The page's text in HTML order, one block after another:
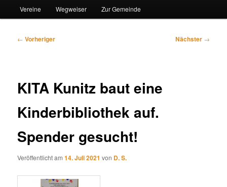
Vereine Wegweiser Zur Gemeinde
Beitragsnavigation
← Vorheriger Nächster →
KITA Kunitz baut eine
Kinderbibliothek auf.
Spender gesucht!
Veröffentlicht am14. Juli 2021 von D. S.